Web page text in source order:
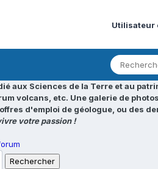
Utilisateur
aux Sciences de la Terre et au
volcans, etc. Une galerie de
d'emploi de géologue, ou des
votre passion !